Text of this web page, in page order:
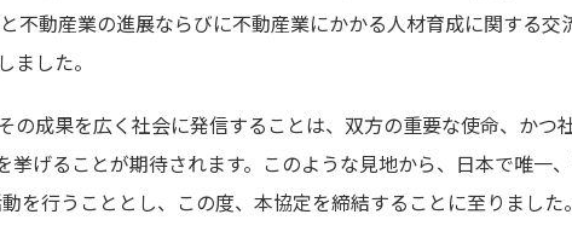
不動産業の進展ならびに不動産業にかかる人材育成に関する交
した。
成果を広く社会に発信することは、双方の重要な使命、かつ
げることが期待されます。このような見地から、日本で唯一
を行うこととし、この度、本協定を締結することに至りました。